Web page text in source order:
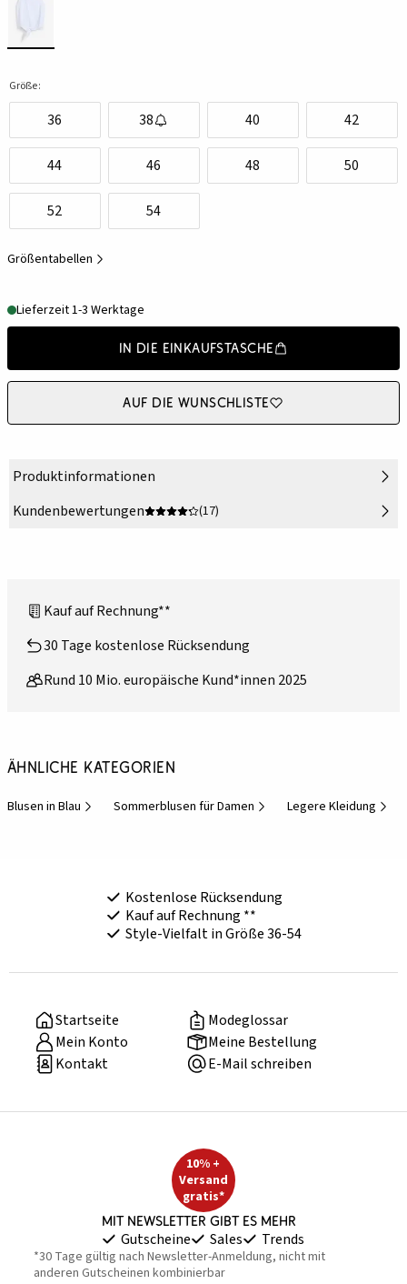
Größe:
36 38 40 42
44 46 48 50
52 54
Größentabellen
Lieferzeit 1-3 Werktage
In die Einkaufstasche
Auf die Wunschliste
Produktinformationen
Kundenbewertungen
(17)
Kauf auf Rechnung**
30 Tage kostenlose Rücksendung
Rund 10 Mio. europäische Kund*innen 2025
Ähnliche Kategorien
Blusen in Blau Sommerblusen für Damen Legere Kleidung
Kostenlose Rücksendung
Kauf auf Rechnung **
Style-Vielfalt in Größe 36-54
Startseite
Modeglossar
Mein Konto
Meine Bestellung
Kontakt
E-Mail schreiben
10% +
Versand
gratis*
Mit Newsletter gibt es mehr
Gutscheine Sales Trends
*30 Tage gültig nach Newsletter-Anmeldung, nicht mit
anderen Gutscheinen kombinierbar